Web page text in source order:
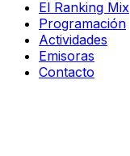
El Ranking Mix
Programación
Actividades
Emisoras
Contacto